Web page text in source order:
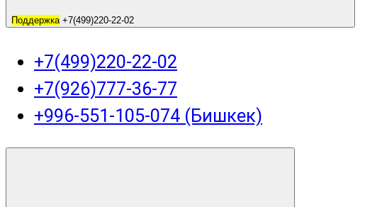
Поддержка +7(499)220-22-02
+7(499)220-22-02
+7(926)777-36-77
+996-551-105-074 (Бишкек)